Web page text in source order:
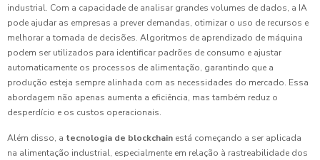
industrial. Com a capacidade de analisar grandes volumes de dados, a IA
pode ajudar as empresas a prever demandas, otimizar o uso de recursos e
melhorar a tomada de decisões. Algoritmos de aprendizado de máquina
podem ser utilizados para identificar padrões de consumo e ajustar
automaticamente os processos de alimentação, garantindo que a
produção esteja sempre alinhada com as necessidades do mercado. Essa
abordagem não apenas aumenta a eficiência, mas também reduz o
desperdício e os custos operacionais.
Além disso, a tecnologia de blockchain está começando a ser aplicada
na alimentação industrial, especialmente em relação à rastreabilidade dos